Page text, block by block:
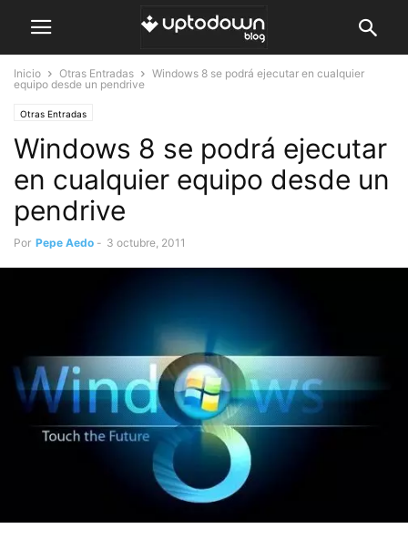
Inicio Otras Entradas
Windows 8 se podrá ejecutar en cualquier
equipo desde un pendrive
Otras Entradas
Windows 8 se podrá ejecutar
en cualquier equipo desde un
pendrive
Por Pepe Aedo - 3 octubre, 2011